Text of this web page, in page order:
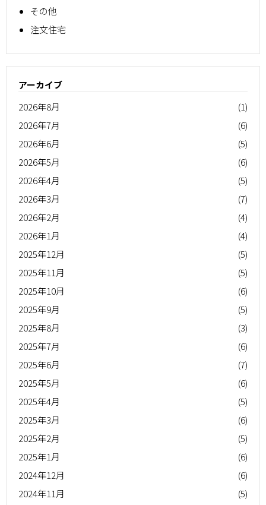
その他
注文住宅
アーカイブ
2026年8月
(1)
2026年7月
(6)
2026年6月
(5)
2026年5月
(6)
2026年4月
(5)
2026年3月
(7)
2026年2月
(4)
2026年1月
(4)
2025年12月
(5)
2025年11月
(5)
2025年10月
(6)
2025年9月
(5)
2025年8月
(3)
2025年7月
(6)
2025年6月
(7)
2025年5月
(6)
2025年4月
(5)
2025年3月
(6)
2025年2月
(5)
2025年1月
(6)
2024年12月
(6)
2024年11月
(5)